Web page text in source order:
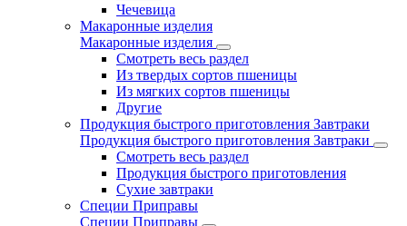
Чечевица
Макаронные изделия
Макаронные изделия
Смотреть весь раздел
Из твердых сортов пшеницы
Из мягких сортов пшеницы
Другие
Продукция быстрого приготовления Завтраки
Продукция быстрого приготовления Завтраки
Смотреть весь раздел
Продукция быстрого приготовления
Сухие завтраки
Специи Приправы
Специи Приправы